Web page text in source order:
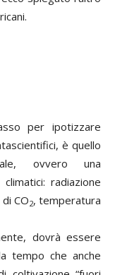
per ipotizzare
è quello
ovvero una
radiazione
CO2, temperatura
dovrà essere
tempo che anche